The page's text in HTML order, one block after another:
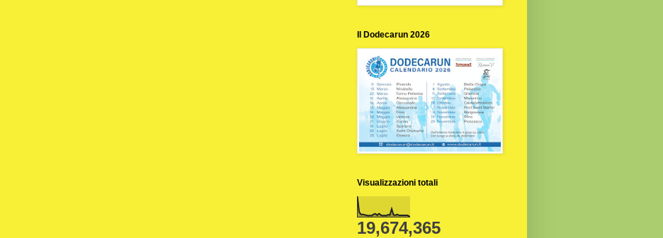
Il Dodecarun 2026
Visualizzazioni totali
19,674,365